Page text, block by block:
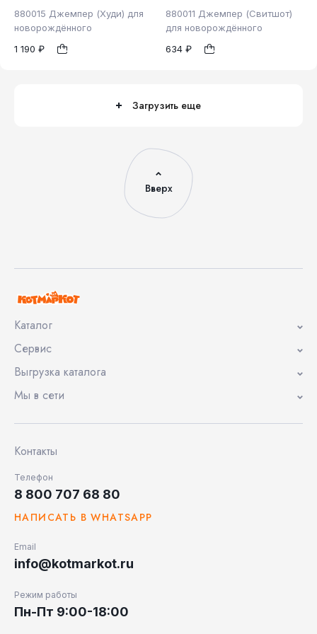
880015 Джемпер (Худи) для
новорождённого
1 190 ₽
98
880011 Джемпер (Свитшот)
для новорождённого
634 ₽
86
Загрузить еще
Вверх
Каталог
Сервис
Выгрузка каталога
Мы в сети
Контакты
Телефон
8 800 707 68 80
НАПИСАТЬ В WHATSAPP
Email
info@kotmarkot.ru
Режим работы
Пн-Пт 9:00-18:00